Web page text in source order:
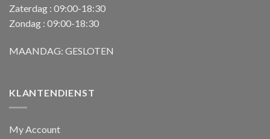
Zaterdag : 09:00-18:30
Zondag : 09:00-18:30
MAANDAG: GESLOTEN
KLANTENDIENST
My Account